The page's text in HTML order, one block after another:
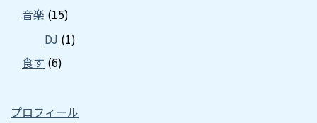
音楽 (15)
DJ (1)
食す (6)
プロフィール